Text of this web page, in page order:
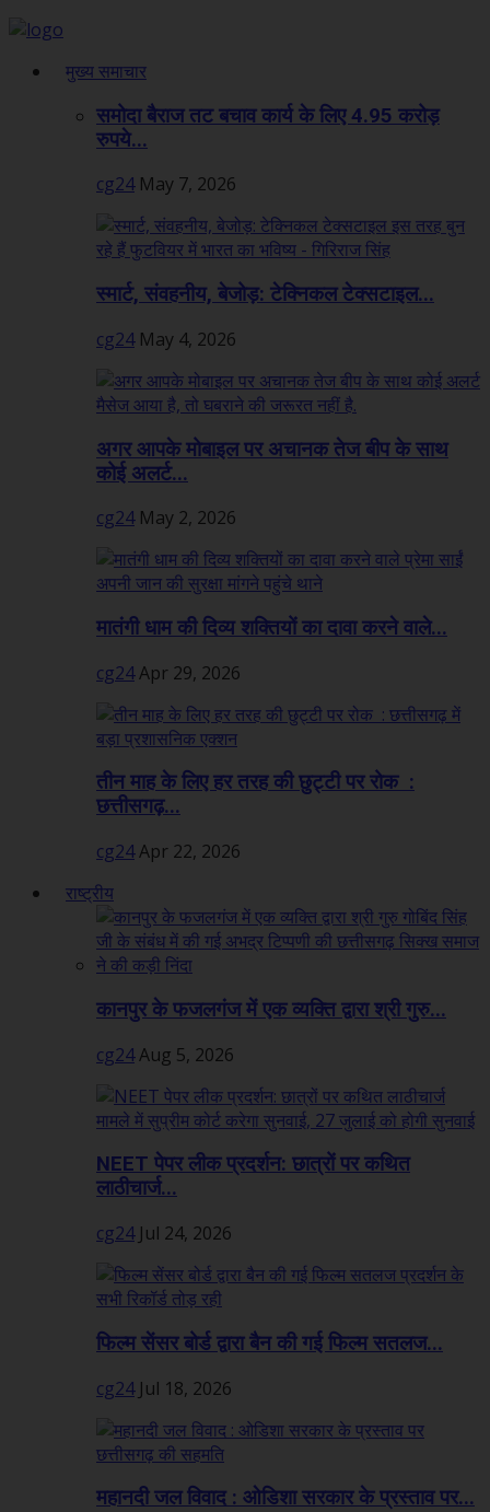
मुख्य समाचार
समोदा बैराज तट बचाव कार्य के लिए 4.95 करोड़
रुपये...
cg24 May 7, 2026
स्मार्ट, संवहनीय, बेजोड़: टेक्निकल टेक्सटाइल...
cg24 May 4, 2026
अगर आपके मोबाइल पर अचानक तेज बीप के साथ
कोई अलर्ट...
cg24 May 2, 2026
मातंगी धाम की दिव्य शक्तियों का दावा करने वाले...
cg24Apr 29, 2026
तीन माह के लिए हर तरह की छुट्टी पर रोक :
छत्तीसगढ़...
cg24Apr 22, 2026
राष्ट्रीय
कानपुर के फजलगंज में एक व्यक्ति द्वारा श्री गुरु...
cg24Aug 5, 2026
NEET पेपर लीक प्रदर्शन: छात्रों पर कथित
लाठीचार्ज...
cg24 Jul 24, 2026
फिल्म सेंसर बोर्ड द्वारा बैन की गई फिल्म सतलज...
cg24 Jul 18, 2026
महानदी जल विवाद : ओडिशा सरकार के प्रस्ताव पर...